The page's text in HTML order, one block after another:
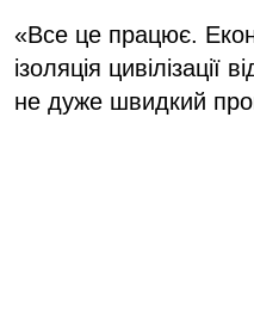
«Все це працює.
ізоляція
не дуже швидкий